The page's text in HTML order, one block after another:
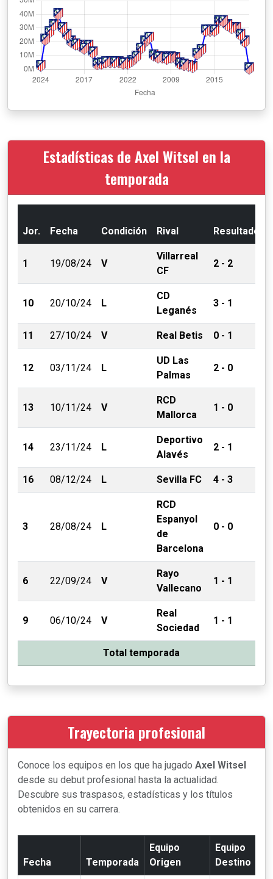
Estadísticas de Axel Witsel en la
temporada
Jor. Fecha Condición Rival Resultado
1 19/08/24 V
Villarreal
CF
2 - 2
10 20/10/24 L
CD
Leganés
3 - 1
11 27/10/24 V Real Betis 0 - 1
12 03/11/24 L
UD Las
Palmas
2 - 0
13 10/11/24 V
RCD
Mallorca
1 - 0
14 23/11/24 L
Deportivo
Alavés
2 - 1
16 08/12/24 L Sevilla FC 4 - 3
3 28/08/24 L
RCD
Espanyol
de
Barcelona
0 - 0
6 22/09/24 V
Rayo
Vallecano
1 - 1
9 06/10/24 V
Real
Sociedad
1 - 1
Total temporada
Trayectoria profesional
Conoce los equipos en los que ha jugado Axel Witsel
desde su debut profesional hasta la actualidad.
Descubre sus traspasos, estadísticas y los títulos
obtenidos en su carrera.
Fecha Temporada
Equipo
Origen
Equipo
Destino